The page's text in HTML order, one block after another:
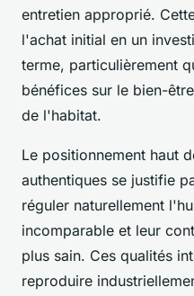
entretien approprié.
l'achat initial en un
terme, particulièrement
bénéfices sur le bien-
de l'habitat.
Le positionnement haut
authentiques se justifie
réguler naturellement
incomparable et leur
plus sain. Ces qualités
reproduire